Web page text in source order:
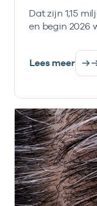
Dat zijn 1,15
en begin 2026
Lees meer